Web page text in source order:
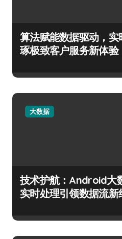
算法赋能数据驱动，实
琢极致客户服务新体验
大数据
技术护航：Android大
实时处理引领数据流新